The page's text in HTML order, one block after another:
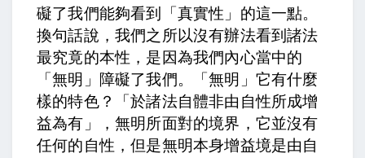
礙了我們能夠看到「真實性」的這一點。
換句話說，我們之所以沒有辦法看到諸法
最究竟的本性，是因為我們內心當中的
「無明」障礙了我們。「無明」它有什麼
樣的特色？「於諸法自體非由自性所成增
益為有」，無明所面對的境界，它並沒有
任何的自性，但是無明本身增益境是由自